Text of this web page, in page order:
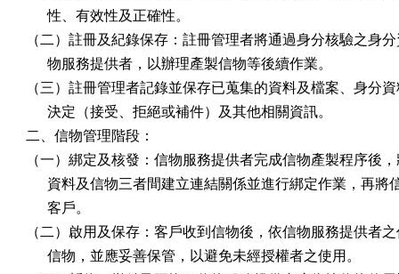
      性、有效性及正確性。
（二）註冊及紀錄保存：註冊管理者將通過身分核驗之身
      物服務提供者，以辦理產製信物等後續作業。
（三）註冊管理者記錄並保存已蒐集的資料及檔案、身分
      決定（接受、拒絕或補件）及其他相關資訊。
二、信物管理階段：
（一）綁定及核發：信物服務提供者完成信物產製程序後
資料及信物三者間建立連結關係並進行綁定作業，再將
      客戶。
（二）啟用及保存：客戶收到信物後，依信物服務提供者
      信物，並應妥善保管，以避免未經授權者之使用。